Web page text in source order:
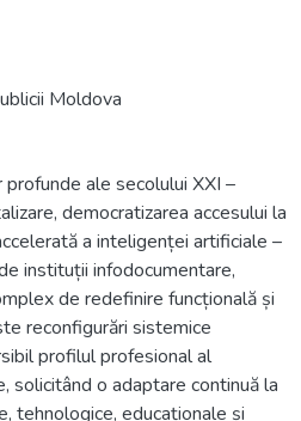
Moldova
ale secolului XXI –
democratizarea accesului la
a inteligenței artificiale –
instituții infodocumentare,
de redefinire funcțională și
reconfigurări sistemice
profilul profesional al
solicitând o adaptare continuă la
tehnologice, educaționale și